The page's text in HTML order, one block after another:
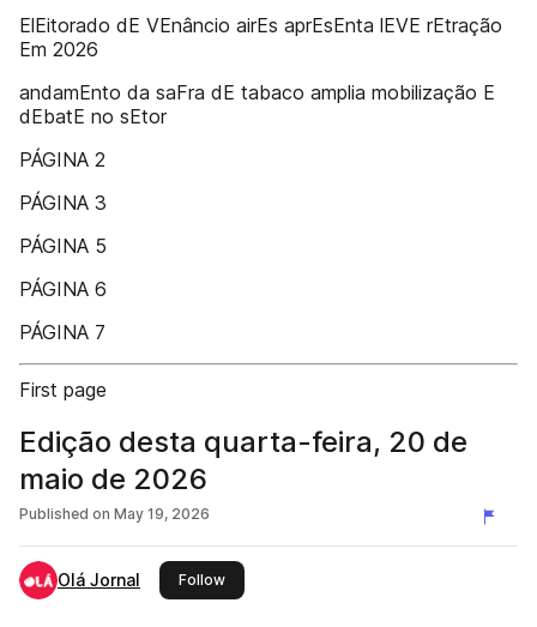
ElEitorado dE VEnâncio airEs aprEsEnta lEVE rEtração
Em 2026
andamEnto da saFra dE tabaco amplia mobilização E
dEbatE no sEtor
PÁGINA 2
PÁGINA 3
PÁGINA 5
PÁGINA 6
PÁGINA 7
First page
Edição desta quarta-feira, 20 de
maio de 2026
Published on May 19, 2026
Olá Jornal Followthis publisher